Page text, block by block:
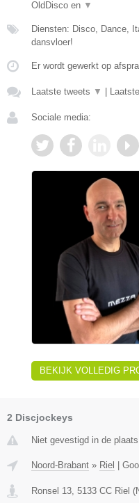
OldDisco en ▼
Diensten: Disco, Dance,
dansvloer!
Er wordt gewerkt op
Laatste tweets ▼
Sociale media:
BEKIJK VOLLEDIG
2 Discjockeys
Niet gevestigd in de
Noord-Brabant » Riel
Ronsel 13 5133 CC Riel (